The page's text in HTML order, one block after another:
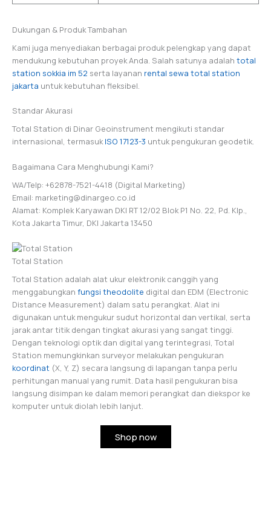
Dukungan & Produk Tambahan
Kami juga menyediakan berbagai produk pelengkap yang dapat
mendukung kebutuhan proyek Anda. Salah satunya adalah total
station sokkia im 52 serta layanan rental sewa total station
jakarta untuk kebutuhan fleksibel.
Standar Akurasi
Total Station di Dinar Geoinstrument mengikuti standar
internasional, termasukISO 17123-3 untuk pengukuran geodetik.
Bagaimana Cara Menghubungi Kami?
WA/Telp: +62878-7521-4418 (Digital Marketing)
Email: marketing@dinargeo.co.id
Alamat: Komplek Karyawan DKI RT 12/02 Blok P1 No. 22, Pd. Klp.,
Kota Jakarta Timur, DKI Jakarta 13450
Total Station
Total Station adalah alat ukur elektronik canggih yang
menggabungkan fungsi theodolite digital dan EDM (Electronic
Distance Measurement) dalam satu perangkat. Alat ini
digunakan untuk mengukur sudut horizontal dan vertikal, serta
jarak antar titik dengan tingkat akurasi yang sangat tinggi.
Dengan teknologi optik dan digital yang terintegrasi, Total
Station memungkinkan surveyor melakukan pengukuran
koordinat (X, Y, Z) secara langsung di lapangan tanpa perlu
perhitungan manual yang rumit. Data hasil pengukuran bisa
langsung disimpan ke dalam memori perangkat dan diekspor ke
komputer untuk diolah lebih lanjut.
Shop now